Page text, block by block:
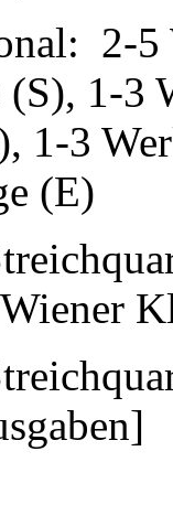
2-5
1-3
1-3
(E)